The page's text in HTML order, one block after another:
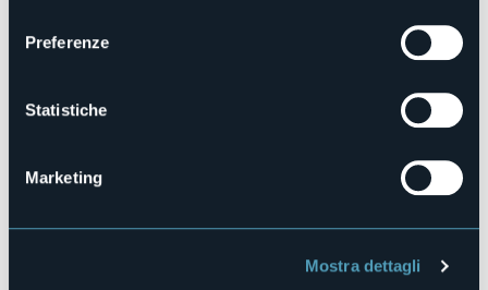
Preferenze
Statistiche
Marketing
Mostra dettagli
Le Lutte (VB)